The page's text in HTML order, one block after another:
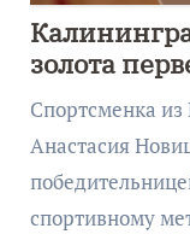
золота
метанию
Спортсменка из
Анастасия
спортивному